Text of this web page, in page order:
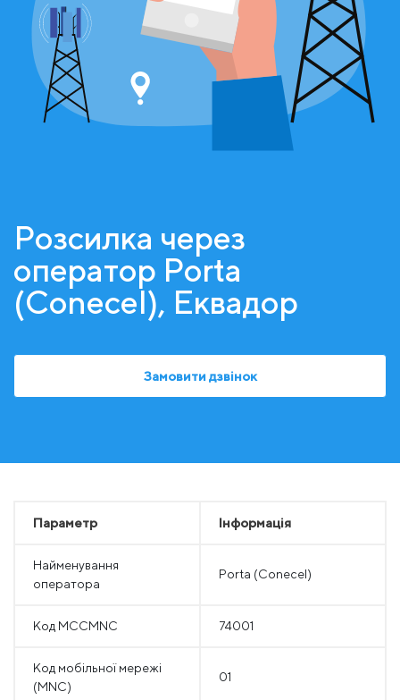
Розсилка через
оператор Porta
(Conecel), Еквадор
Замовити дзвінок
Параметр Інформація
Найменування
оператора
Porta (Conecel)
Код MCCMNC 74001
Код мобільної мережі
(MNC)
01